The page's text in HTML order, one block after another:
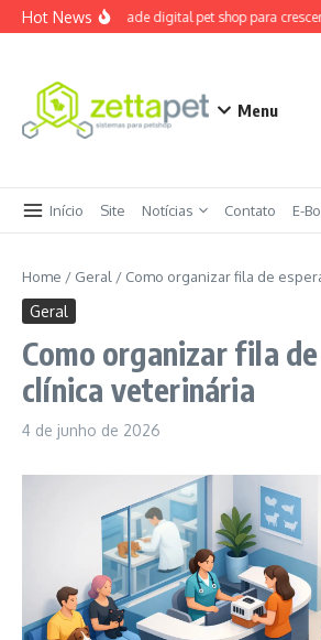
Ir para o conteúdo
Hot NewsMaturidade digital pet shop para crescer
Menu
Início Site Notícias Contato E-
Home / Geral / Como organizar fila de
Geral
Como organizar fila
clínica veterinária
4 de junho de 2026